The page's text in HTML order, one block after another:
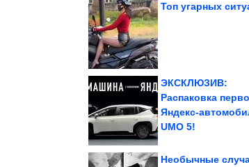
Топ угарных
ЭКСКЛЮЗИВ:
Распаковка
Яндекс-
UMO 5!
Необычные